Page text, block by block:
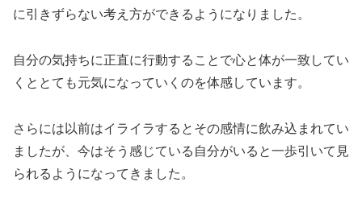
に引きずらない考え方ができるようになりました。
自分の気持ちに正直に行動することで心と体が一致してい
くととても元気になっていくのを体感しています。
さらには以前はイライラするとその感情に飲み込まれてい
ましたが、今はそう感じている自分がいると一歩引いて見
られるようになってきました。